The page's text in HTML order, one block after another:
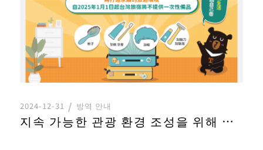
2024-12-31 방역 안내
지속 가능한 관광 환경 조성을 위해 대만 숙소에서는 2025년 1월 1일부터 더 이상 일회용품을 제공하지 않습니다.